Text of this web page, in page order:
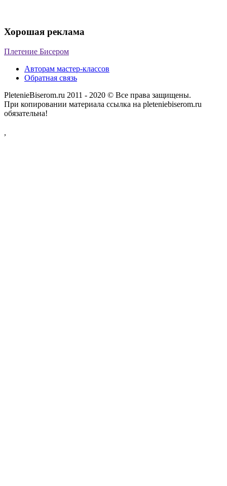
Хорошая реклама
Плетение Бисером
Авторам мастер-классов
Обратная связь
PletenieBiserom.ru 2011 - 2020 © Все права защищены.
При копировании материала ссылка на pleteniebiserom.ru
обязательна!
,